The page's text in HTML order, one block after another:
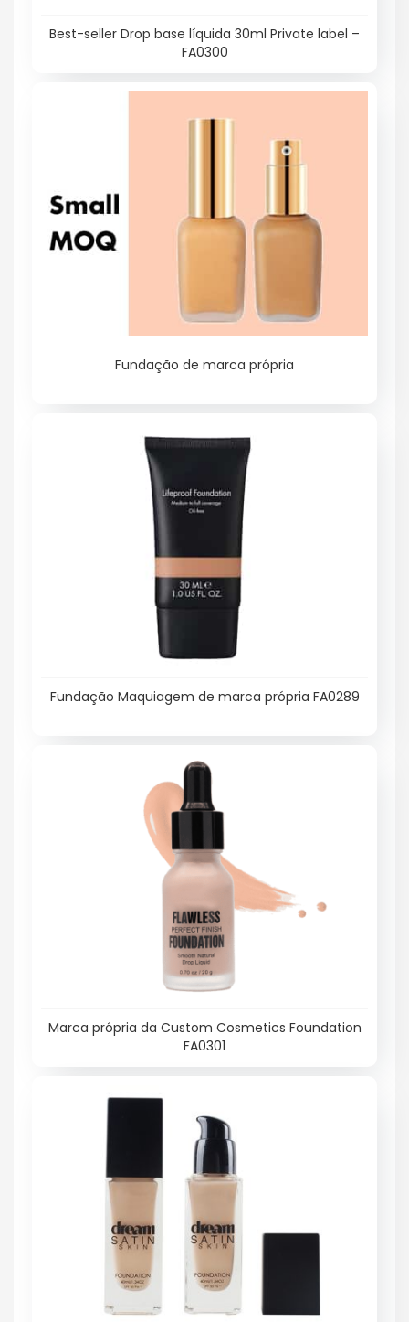
Best-seller Drop base líquida 30ml Private label –
FA0300
Fundação de marca própria
Fundação Maquiagem de marca própria FA0289
Marca própria da Custom Cosmetics Foundation
FA0301